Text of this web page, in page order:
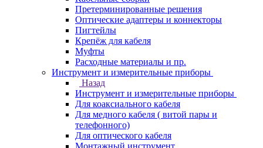
Претерминированные решения
Оптические адаптеры и коннекторы
Пигтейлы
Крепёж для кабеля
Муфты
Расходные материалы и пр.
Инструмент и измерительные приборы
Назад
Инструмент и измерительные приборы
Для коаксиального кабеля
Для медного кабеля ( витой пары и
телефонного)
Для оптического кабеля
Монтажный инструмент